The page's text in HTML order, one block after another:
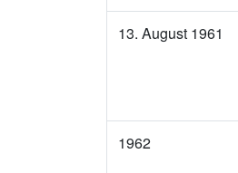
13. August 1961
1962